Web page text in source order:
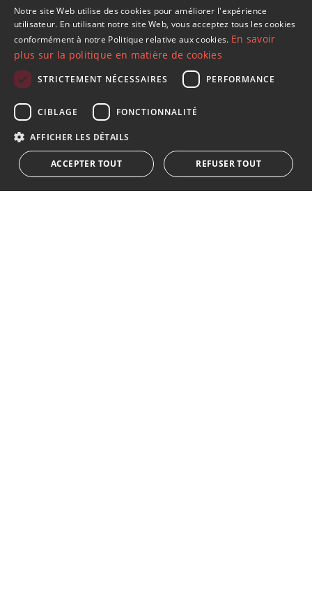
Propriétés à Marbella (Tout)
Villas - Maisons Isolée à Los Naranjos Golf
S´abonner à notre lettre d'information
le style de vie à Marbella
ENGLISH
SPANISH
Notre site Web utilise des cookies pour améliorer l'expérience
utilisateur. En utilisant notre site Web, vous acceptez tous les cookies
conformément à notre Politique relative aux cookies. En savoir
plus sur la politique en matière de cookies
STRICTEMENT NÉCESSAIRES PERFORMANCE
CIBLAGE FONCTIONNALITÉ
AFFICHER LES DÉTAILS
ACCEPTER TOUT REFUSER TOUT